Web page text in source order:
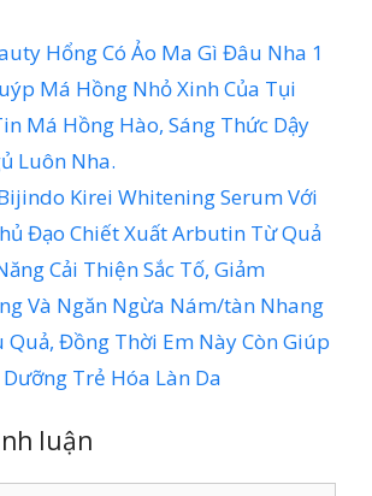
Hổng Có Ảo Ma Gì Đâu Nha 1
Má Hồng Nhỏ Xinh Của Tụi
Má Hồng Hào, Sáng Thức Dậy
Luôn Nha.
Kirei Whitening Serum Với
Đạo Chiết Xuất Arbutin Từ Quả
Cải Thiện Sắc Tố, Giảm
Và Ngăn Ngừa Nám/tàn Nhang
Quả, Đồng Thời Em Này Còn Giúp
Trẻ Hóa Làn Da
luận